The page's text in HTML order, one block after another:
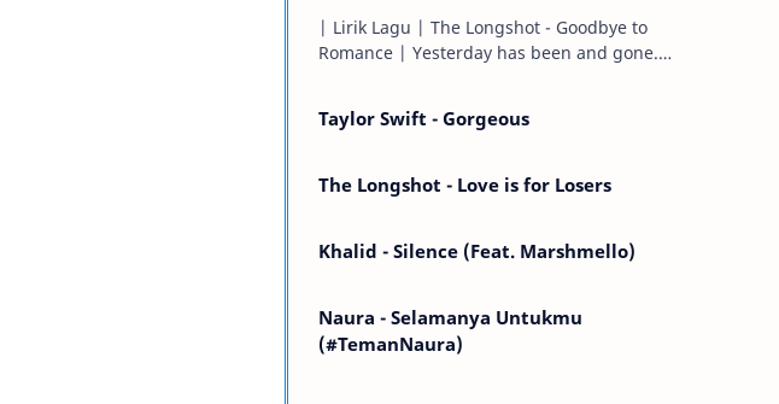
| Lirik Lagu | The Longshot - Goodbye to
Romance | Yesterday has been and gone.
Taylor Swift - Gorgeous
The Longshot - Love is for Losers
Khalid - Silence (Feat. Marshmello)
Naura - Selamanya Untukmu
(#TemanNaura)